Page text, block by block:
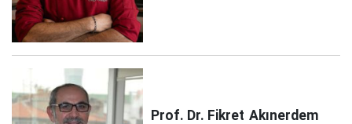
Prof. Dr. Fikret Akınerdem